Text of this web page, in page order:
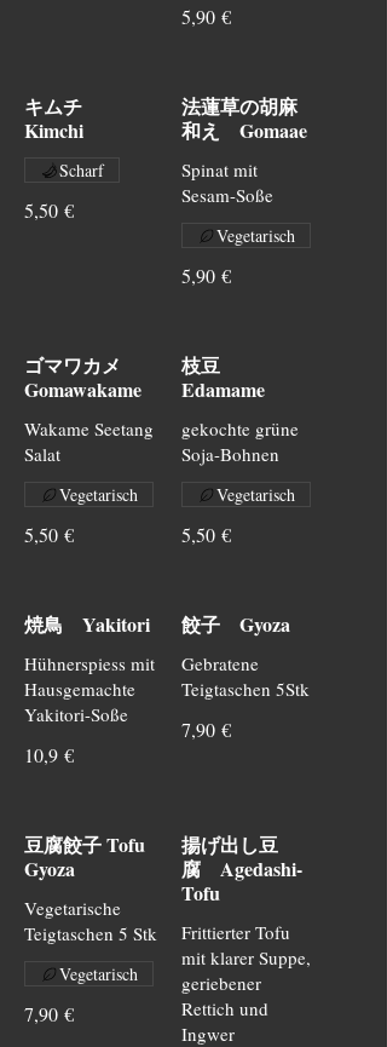
5,90 €
キムチ
Kimchi
5,50 €
Scharf
法蓮草の胡麻
和え Gomaae
Spinat mit
Sesam-Soße
5,90 €
Vegetarisch
ゴマワカメ
Gomawakame
Wakame Seetang
Salat
5,50 €
Vegetarisch
枝豆
Edamame
gekochte grüne
Soja-Bohnen
5,50 €
Vegetarisch
焼鳥 Yakitori
Hühnerspiess mit
Hausgemachte
Yakitori-Soße
10,9 €
餃子 Gyoza
Gebratene
Teigtaschen 5Stk
7,90 €
豆腐餃子 Tofu
Gyoza
Vegetarische
Teigtaschen 5 Stk
7,90 €
Vegetarisch
揚げ出し豆
腐 Agedashi-
Tofu
Frittierter Tofu
mit klarer Suppe,
geriebener
Rettich und
Ingwer